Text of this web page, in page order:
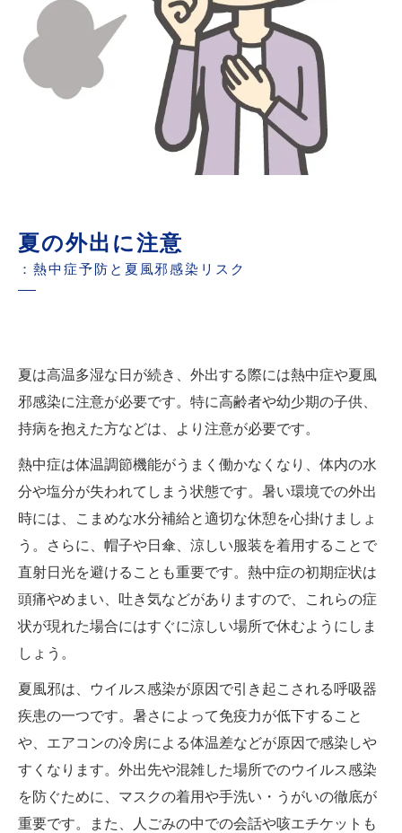
夏の外出に注意
：熱中症予防と夏風邪感染リスク
夏は高温多湿な日が続き、外出する際には熱中症や夏風
邪感染に注意が必要です。特に高齢者や幼少期の子供、
持病を抱えた方などは、より注意が必要です。
熱中症は体温調節機能がうまく働かなくなり、体内の水
分や塩分が失われてしまう状態です。暑い環境での外出
時には、こまめな水分補給と適切な休憩を心掛けましょ
う。さらに、帽子や日傘、涼しい服装を着用することで
直射日光を避けることも重要です。熱中症の初期症状は
頭痛やめまい、吐き気などがありますので、これらの症
状が現れた場合にはすぐに涼しい場所で休むようにしま
しょう。
夏風邪は、ウイルス感染が原因で引き起こされる呼吸器
疾患の一つです。暑さによって免疫力が低下すること
や、エアコンの冷房による体温差などが原因で感染しや
すくなります。外出先や混雑した場所でのウイルス感染
を防ぐために、マスクの着用や手洗い・うがいの徹底が
重要です。また、人ごみの中での会話や咳エチケットも